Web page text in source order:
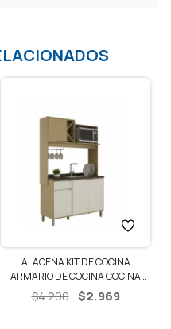
MUEBLE DE COCINA ALACENA
DEMOLICIÓN/BLANCO
$3.190